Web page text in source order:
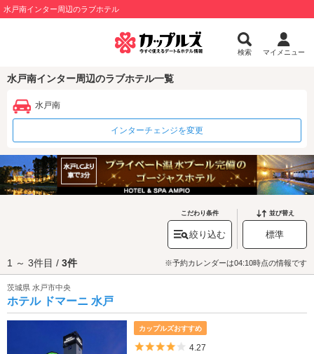
水戸南インター周辺のラブホテル
検索 マイメニュー
水戸南インター周辺のラブホテル一覧
水戸南
インターチェンジを変更
こだわり条件
絞り込む
並び替え
標準
1 ～ 3件目 / 3件 ※予約カレンダーは04:10時点の情報です
茨城県 水戸市中央
ホテル ドマーニ 水戸
カップルズおすすめ
5つ星のうち4
4.27